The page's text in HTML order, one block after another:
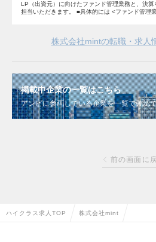
LP（出資元）に向けたファンド管理業務と、決
担当いただきます。 ■具体的には <ファンド管理
株式会社mintの転職・求人
掲載中企業の一覧はこちら
アンビに参画している企業を一覧で確認
前の画面に
ハイクラス求人TOP 株式会社mint